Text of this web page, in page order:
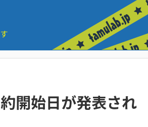
開始日が発表され